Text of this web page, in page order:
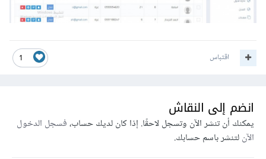
1 اقتباس
انضم إلى النقاش
يمكنك أن تنشر الآن وتسجل لاحقًا. إذا كان لديك حساب،فسجل الدخول
الآنلتنشر باسم حسابك.